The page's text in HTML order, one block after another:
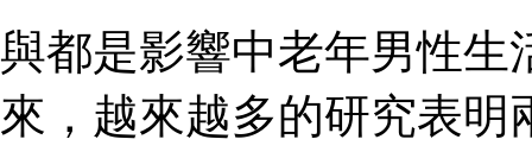
與都是影響中老年男性生
來，越來越多的研究表